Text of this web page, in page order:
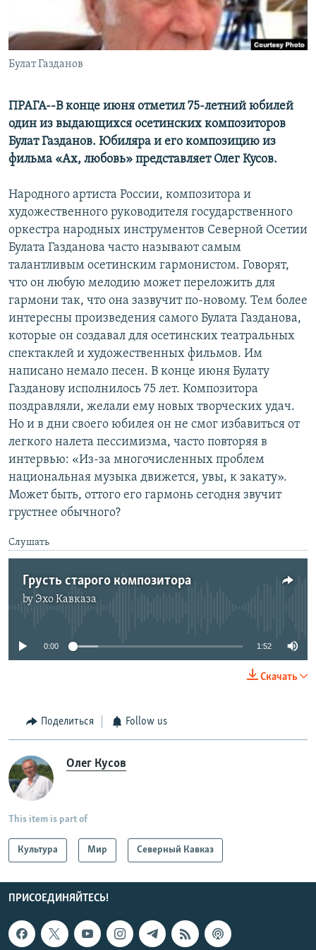
МИР
ГОЛОСА
ЧИТАЕМ ПРЕССУ
АРХИВ РАДИОПРОГРАММЫ
Все сайты РСЕ/РС
Булат Газданов
ПРАГА--В конце июня отметил 75-летний юбилей
один из выдающихся осетинских композиторов
Булат Газданов. Юбиляра и его композицию из
фильма «Ах, любовь» представляет Олег Кусов.
Народного артиста России, композитора и
художественного руководителя государственного
оркестра народных инструментов Северной Осетии
Булата Газданова часто называют самым
талантливым осетинским гармонистом. Говорят,
что он любую мелодию может переложить для
гармони так, что она зазвучит по-новому. Тем более
интересны произведения самого Булата Газданова,
которые он создавал для осетинских театральных
спектаклей и художественных фильмов. Им
написано немало песен. В конце июня Булату
Газданову исполнилось 75 лет. Композитора
поздравляли, желали ему новых творческих удач.
Но и в дни своего юбилея он не смог избавиться от
легкого налета пессимизма, часто повторяя в
интервью: «Из-за многочисленных проблем
национальная музыка движется, увы, к закату».
Может быть, оттого его гармонь сегодня звучит
грустнее обычного?
Слушать
Грусть старого композитора
by Эхо Кавказа
0:00 1:52
Скачать
Поделиться Follow us
Олег Кусов
This item is part of
Культура Мир Северный Кавказ
ПРИСОЕДИНЯЙТЕСЬ!